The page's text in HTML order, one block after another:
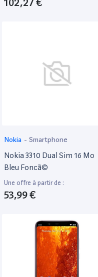
Nokia - Smartphone
Nokia 3310 Dual Sim 16 Mo
Bleu Foncã©
Une offre à partir de :
53,99 €